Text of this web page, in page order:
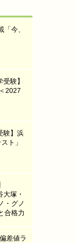
今、
験】
2027
験】浜
ト」
大塚・
・グノ
合格力
差値ラ